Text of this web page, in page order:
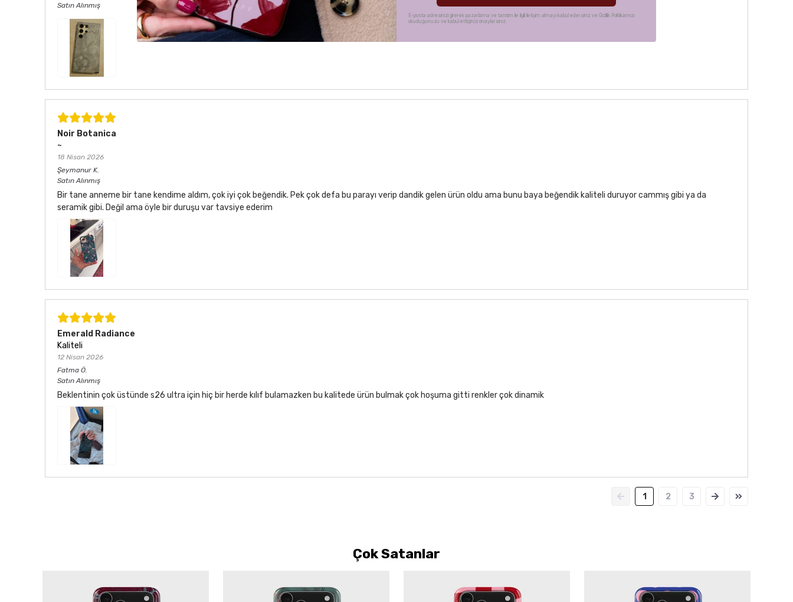
Satın Alınmış
Noir Botanica
~
18 Nisan 2026
Şeymanur K.
Satın Alınmış
Bir tane anneme bir tane kendime aldım, çok iyi çok beğendik. Pek çok defa bu parayı verip dandik gelen ürün oldu ama bunu baya beğendik kaliteli duruyor cammış gibi ya da
seramik gibi. Değil ama öyle bir duruşu var tavsiye ederim
Emerald Radiance
Kaliteli
12 Nisan 2026
Fatma Ö.
Satın Alınmış
Beklentinin çok üstünde s26 ultra için hiç bir herde kılıf bulamazken bu kalitede ürün bulmak çok hoşuma gitti renkler çok dinamik
1 2 3
Çok Satanlar
E-posta adresinizi girerek pazarlama ve tanıtım ile ilgili iletişim almayı kabul edersiniz ve Gizlilik Politikamızı
okuduğunuzu ve kabul ettiğinizi onaylarsınız.